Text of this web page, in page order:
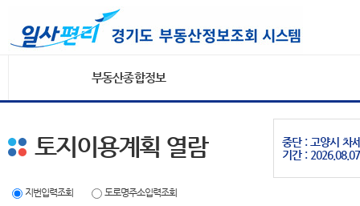
부동산종합정보
중단 : 고양시 차
기간 :
토지이용계획 열람
지번입력조회 도로명주소입력조회